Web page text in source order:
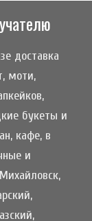
доставка
моти,
букеты и
кафе, в
и